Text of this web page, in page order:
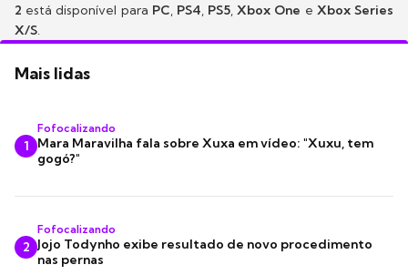
2 está disponível para PC, PS4, PS5,Xbox One e Xbox Series
X/S.
Mais lidas
1
Fofocalizando
Mara Maravilha fala sobre Xuxa em vídeo: "Xuxu, tem
gogó?"
2
Fofocalizando
Jojo Todynho exibe resultado de novo procedimento
nas pernas